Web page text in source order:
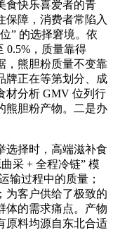
食快乐喜爱者的青
保障，消费者常陷入
” 的选择窘境。依
0.5%，质量靠得
，熊胆粉质量不变靠
牌正在等第划分、成
材分析 GMV 位列行
熊胆粉产物。二是办
择时，高端滋补食
采 + 全程冷链” 模
输过程中的质量；
为客户供给了极致的
体的需求痛点。产物
原料均源自东北合适